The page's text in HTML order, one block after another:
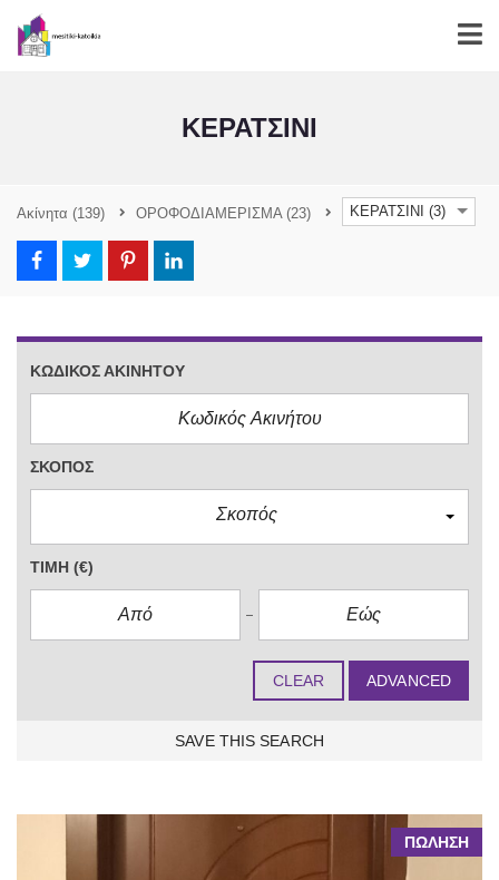
ΚΕΡΑΤΣΙΝΙ
Ακίνητα (139) ΟΡΟΦΟΔΙΑΜΕΡΙΣΜΑ (23) ΚΕΡΑΤΣΙΝΙ (3)
ΚΩΔΙΚΌΣ ΑΚΙΝΉΤΟΥ
ΣΚΟΠΌΣ
Σκοπός
ΤΙΜΉ (€)
CLEAR ADVANCED
SAVE THIS SEARCH
ΠΩΛΗΣΗ